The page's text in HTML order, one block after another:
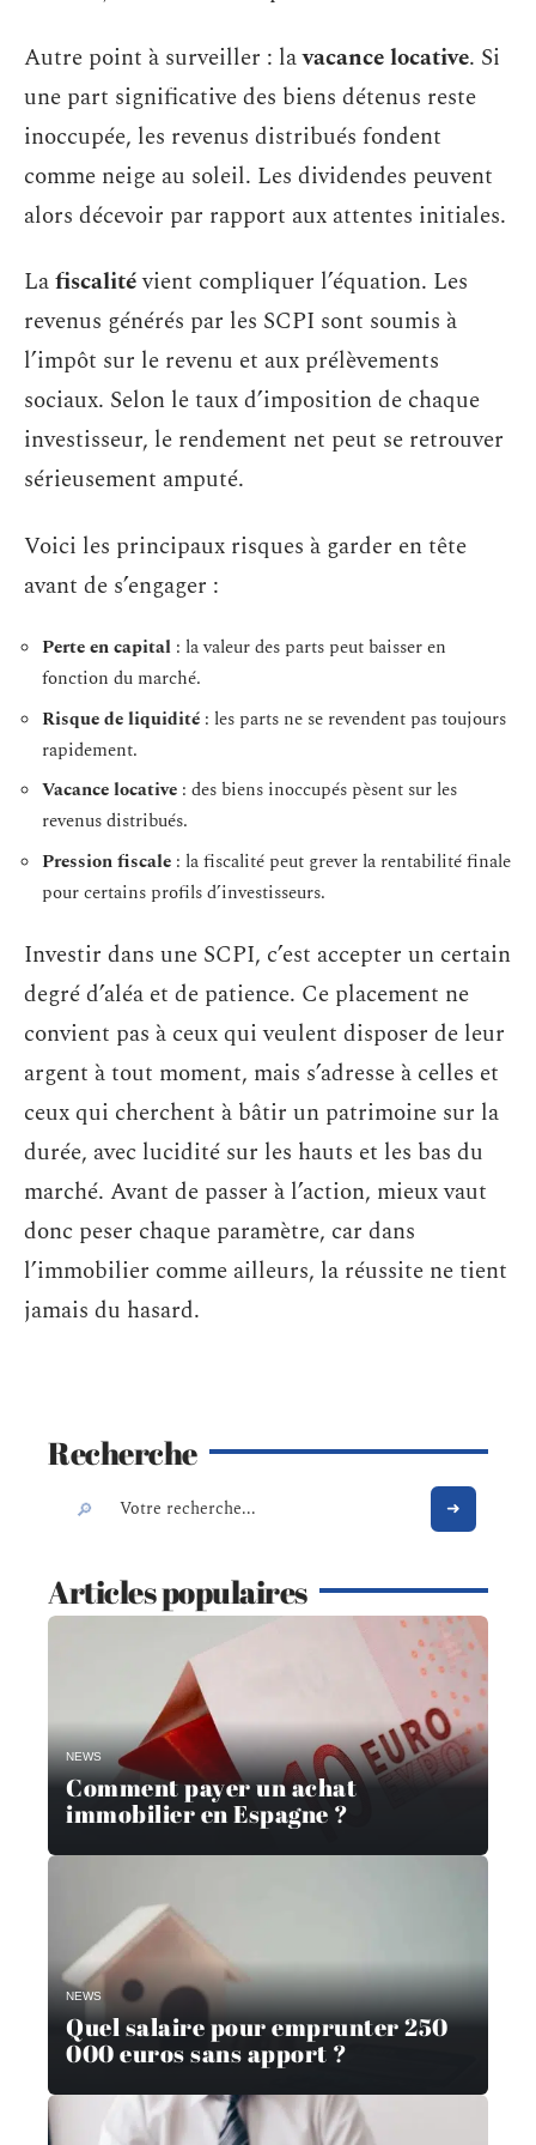
Autre point à surveiller : lavacance locative. Si
une part significative des biens détenus reste
inoccupée, les revenus distribués fondent
comme neige au soleil. Les dividendes peuvent
alors décevoir par rapport aux attentes initiales.
Lafiscalitévient compliquer l’équation. Les
revenus générés par les SCPI sont soumis à
l’impôt sur le revenu et aux prélèvements
sociaux. Selon le taux d’imposition de chaque
investisseur, le rendement net peut se retrouver
sérieusement amputé.
Voici les principaux risques à garder en tête
avant de s’engager :
Perte en capital : la valeur des parts peut baisser en
fonction du marché.
Risque de liquidité : les parts ne se revendent pas toujours
rapidement.
Vacance locative : des biens inoccupés pèsent sur les
revenus distribués.
Pression fiscale : la fiscalité peut grever la rentabilité finale
pour certains profils d’investisseurs.
Investir dans une SCPI, c’est accepter un certain
degré d’aléa et de patience. Ce placement ne
convient pas à ceux qui veulent disposer de leur
argent à tout moment, mais s’adresse à celles et
ceux qui cherchent à bâtir un patrimoine sur la
durée, avec lucidité sur les hauts et les bas du
marché. Avant de passer à l’action, mieux vaut
donc peser chaque paramètre, car dans
l’immobilier comme ailleurs, la réussite ne tient
jamais du hasard.
Recherche
Articles populaires
NEWS
Comment payer un achat
immobilier en Espagne ?
NEWS
Quel salaire pour emprunter 250
000 euros sans apport ?